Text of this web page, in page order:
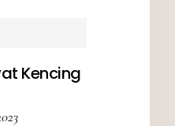
Kencing